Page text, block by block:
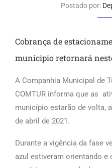
Postado por:
Cobrança de
munícipio retornará
A Companhia Municipal de
COMTUR informa que as
município estarão de volta,
de abril de 2021.
Durante a vigência da fase
azul estiveram orientando